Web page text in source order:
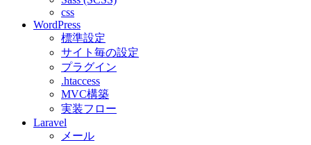
css
WordPress
標準設定
サイト毎の設定
プラグイン
.htaccess
MVC構築
実装フロー
Laravel
メール